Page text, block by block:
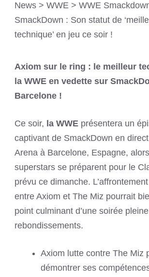
News > WWE > WWE
SmackDown : Son statut de
technique’ en jeu ce soir !
Axiom sur le ring : le meilleur
la WWE en vedette sur
Barcelone !
Ce soir, la WWE présentera un
captivant de SmackDown en
Arena à Barcelone, Espagne,
superstars se préparent pour le
prévu ce dimanche.
entre Axiom et The Miz pourrait
point culminant d’une soirée
rebondissements.
Axiom lutte contre The Miz
démontrer ses